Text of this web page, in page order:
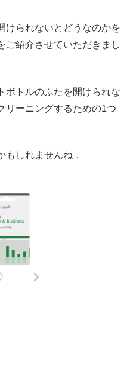
けられないとどうなのかを
ご紹介させていただきまし
ボトルのふたを開けられな
リーニングするための1つ
もしれませんね．